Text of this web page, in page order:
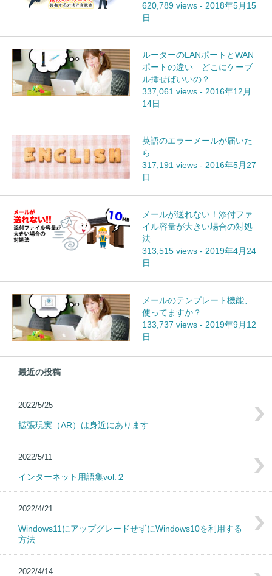
620,789 views - 2018年5月15
日
ルーターのLANポートとWAN
ポートの違い どこにケーブ
ル挿せばいいの？
337,061 views - 2016年12月
14日
英語のエラーメールが届いた
ら
317,191 views - 2016年5月27
日
メールが送れない！添付ファ
イル容量が大きい場合の対処
法
313,515 views - 2019年4月24
日
メールのテンプレート機能、
使ってますか？
133,737 views - 2019年9月12
日
最近の投稿
2022/5/25
拡張現実（AR）は身近にあります
2022/5/11
インターネット用語集vol.２
2022/4/21
Windows11にアップグレードせずにWindows10を利用する
方法
2022/4/14